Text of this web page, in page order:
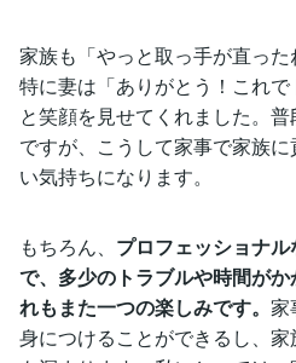
家族も「やっと取っ手が直った
特に妻は「ありがとう！これで
と笑顔を見せてくれました。
ですが、こうして家事で家族
い気持ちになります。
もちろん、 プロフェッショナ
で、多少のトラブルや時間が
れもまた一つの楽しみです。 家
身につけることができるし、